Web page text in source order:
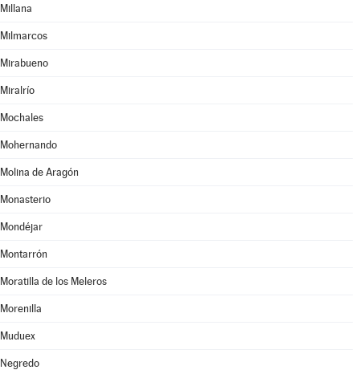
Millana
Milmarcos
Mirabueno
Miralrío
Mochales
Mohernando
Molina de Aragón
Monasterio
Mondéjar
Montarrón
Moratilla de los Meleros
Morenilla
Muduex
Negredo